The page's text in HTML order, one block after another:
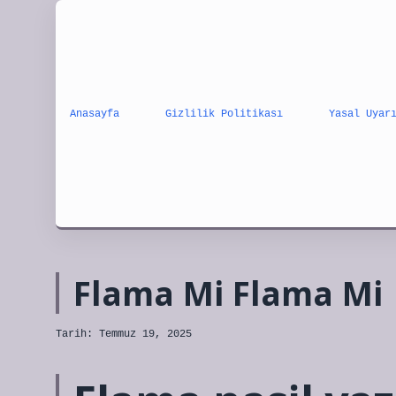
Anasayfa Gizlilik Politikası Yasal Uyarı
Flama Mi Flama Mi
Tarih: Temmuz 19, 2025